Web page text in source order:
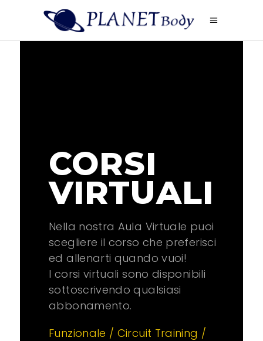
CORSI
VIRTUALI
Nella nostra Aula Virtuale puoi
scegliere il corso che preferisci
ed allenarti quando vuoi!
I corsi virtuali sono disponibili
sottoscrivendo qualsiasi
abbonamento.
Funzionale / Circuit Training /